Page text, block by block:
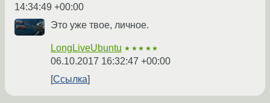
14:34:49 +00:00
Это уже твое, личное.
LongLiveUbuntu ★★★★★
06.10.2017 16:32:47 +00:00
Ссылка